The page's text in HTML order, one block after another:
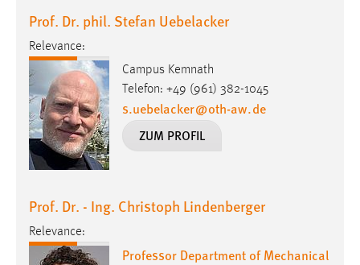
Prof. Dr. phil. Stefan Uebelacker
Relevance:
Campus Kemnath
Telefon: +49 (961) 382-1045
s.uebelacker@oth-aw.de
ZUM PROFIL
Prof. Dr. - Ing. Christoph Lindenberger
Relevance:
Professor Department of Mechanical